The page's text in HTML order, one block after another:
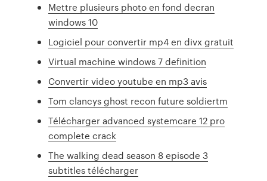
Mettre plusieurs photo en fond decran
windows 10
Logiciel pour convertir mp4 en divx gratuit
Virtual machine windows 7 definition
Convertir video youtube en mp3 avis
Tom clancys ghost recon future soldiertm
Télécharger advanced systemcare 12 pro
complete crack
The walking dead season 8 episode 3
subtitles télécharger